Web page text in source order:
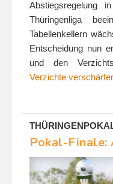
Abstiegsregelung
Thüringenliga
Tabellenkellern
Entscheidung nun
und den
Verzichte
Pokal-